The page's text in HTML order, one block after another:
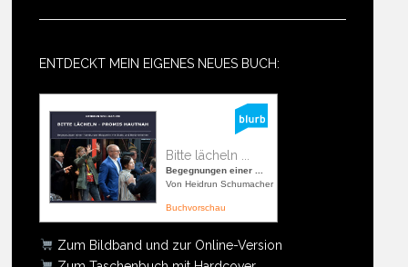
ENTDECKT MEIN EIGENES NEUES BUCH:
Bitte lächeln ...
Begegnungen einer ...
Von Heidrun Schumacher
Buchvorschau
Zum Bildband und zur Online-Version